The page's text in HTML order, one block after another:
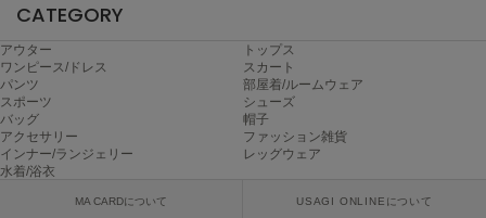
On
オン
Onitsuka Tiger
オニツカ タイガー
ORGUE
CATEGORY
アウター
トップス
ワンピース/ドレス
スカート
パンツ
部屋着/ルームウェア
スポーツ
シューズ
バッグ
帽子
アクセサリー
ファッション雑貨
インナー/ランジェリー
レッグウェア
水着/浴衣
MA CARDについて USAGI ONLINEについて